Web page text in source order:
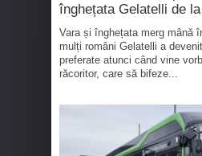
înghețata Gelatelli de la
Vara și înghețata merg mână
mulți români Gelatelli a
preferate atunci când vine
răcoritor, care să bifeze...